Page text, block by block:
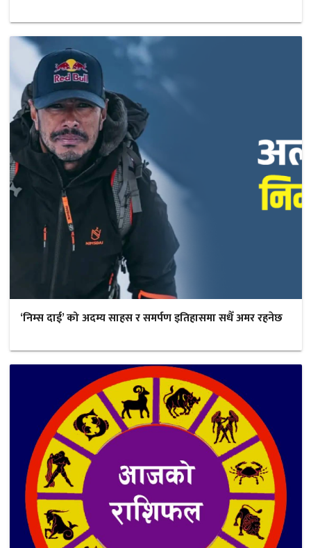
‘निम्स दाई’ को अदम्य साहस र समर्पण इतिहासमा सधैँ अमर रहनेछ